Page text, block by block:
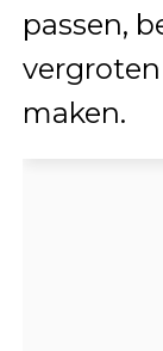
passen,
maken.